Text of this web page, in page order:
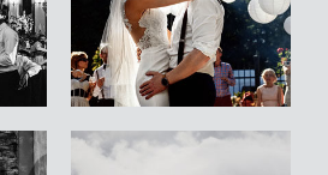
ŁUKASZ OSTROWSKI